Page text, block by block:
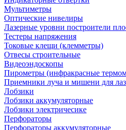
Мультиметры
Оптические нивелиры
Лазерные уровни построители
Тестеры напряжения
Токовые клещи (клемметры)
Отвесы строительные
Видеоэндоскопы
Пирометры (инфракрасные
Приемники луча и мишени для
Лобзики
Лобзики аккумуляторные
Лобзики электричесике
Перфораторы
Перфораторы аккумуляторные